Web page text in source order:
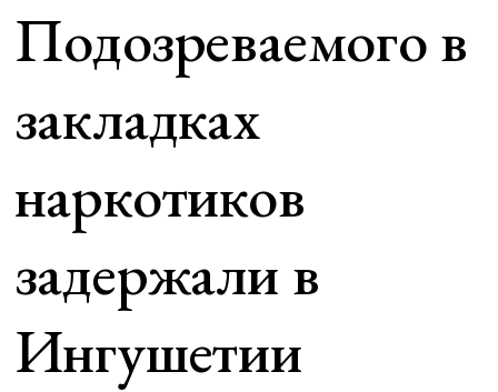
Подозреваемого в
закладках
наркотиков
задержали в
Ингушетии